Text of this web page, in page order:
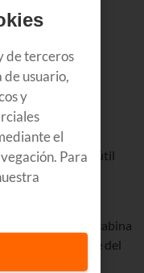
ingeniería tan útil
funicular,
es decir, es una cabina
a la pendiente del
de terceros
usuario,
y
el
Para